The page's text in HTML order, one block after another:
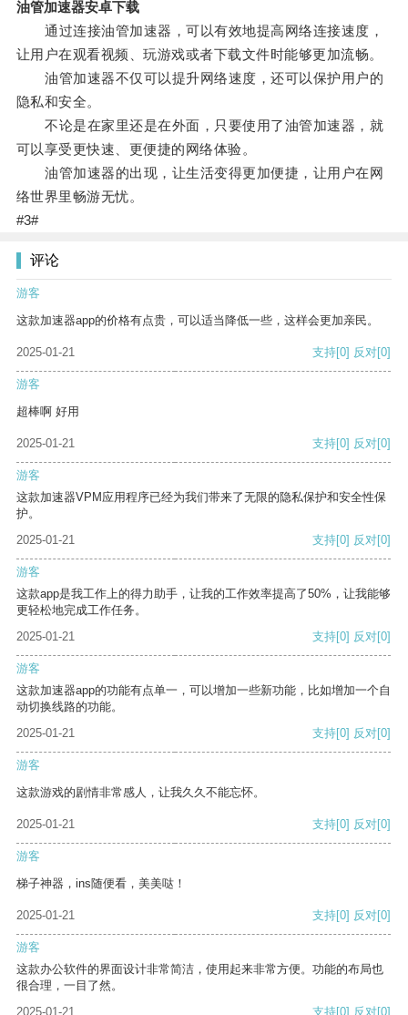
油管加速器安卓下载
通过连接油管加速器，可以有效地提高网络连接速度，
让用户在观看视频、玩游戏或者下载文件时能够更加流畅。
油管加速器不仅可以提升网络速度，还可以保护用户的
隐私和安全。
不论是在家里还是在外面，只要使用了油管加速器，就
可以享受更快速、更便捷的网络体验。
油管加速器的出现，让生活变得更加便捷，让用户在网
络世界里畅游无忧。
#3#
评论
游客
这款加速器app的价格有点贵，可以适当降低一些，这样会更加亲民。
2025-01-21 支持[0] 反对[0]
游客
超棒啊 好用
2025-01-21 支持[0] 反对[0]
游客
这款加速器VPM应用程序已经为我们带来了无限的隐私保护和安全性保
护。
2025-01-21
支持[0] 反对[0]
游客
这款app是我工作上的得力助手，让我的工作效率提高了50%，让我能够
更轻松地完成工作任务。
2025-01-21
支持[0] 反对[0]
游客
这款加速器app的功能有点单一，可以增加一些新功能，比如增加一个自
动切换线路的功能。
2025-01-21
支持[0] 反对[0]
游客
这款游戏的剧情非常感人，让我久久不能忘怀。
2025-01-21 支持[0] 反对[0]
游客
梯子神器，ins随便看，美美哒！
2025-01-21 支持[0] 反对[0]
游客
这款办公软件的界面设计非常简洁，使用起来非常方便。功能的布局也
很合理，一目了然。
2025-01-21
支持[0] 反对[0]